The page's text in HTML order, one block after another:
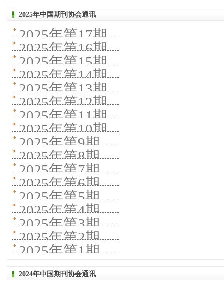
2025年中国期刊协会通讯
2025年第17期
2025年第16期
2025年第15期
2025年第14期
2025年第13期
2025年第12期
2025年第11期
2025年第10期
2025年第9期
2025年第8期
2025年第7期
2025年第6期
2025年第5期
2025年第4期
2025年第3期
2025年第2期
2025年第1期
2024年中国期刊协会通讯